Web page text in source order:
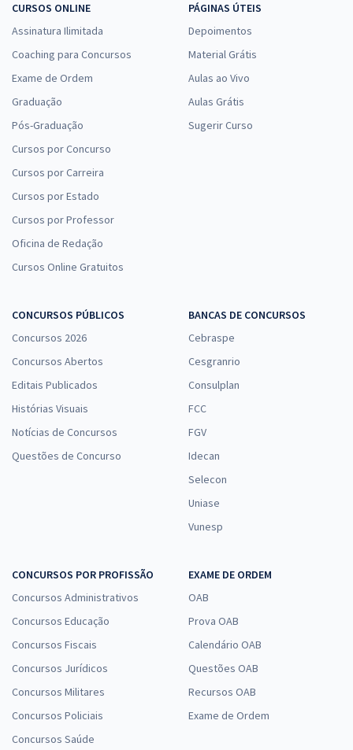
CURSOS ONLINE
Assinatura Ilimitada
Coaching para Concursos
Exame de Ordem
Graduação
Pós-Graduação
Cursos por Concurso
Cursos por Carreira
Cursos por Estado
Cursos por Professor
Oficina de Redação
Cursos Online Gratuitos
PÁGINAS ÚTEIS
Depoimentos
Material Grátis
Aulas ao Vivo
Aulas Grátis
Sugerir Curso
CONCURSOS PÚBLICOS
Concursos 2026
Concursos Abertos
Editais Publicados
Histórias Visuais
Notícias de Concursos
Questões de Concurso
BANCAS DE CONCURSOS
Cebraspe
Cesgranrio
Consulplan
FCC
FGV
Idecan
Selecon
Uniase
Vunesp
CONCURSOS POR PROFISSÃO
Concursos Administrativos
Concursos Educação
Concursos Fiscais
Concursos Jurídicos
Concursos Militares
Concursos Policiais
Concursos Saúde
EXAME DE ORDEM
OAB
Prova OAB
Calendário OAB
Questões OAB
Recursos OAB
Exame de Ordem